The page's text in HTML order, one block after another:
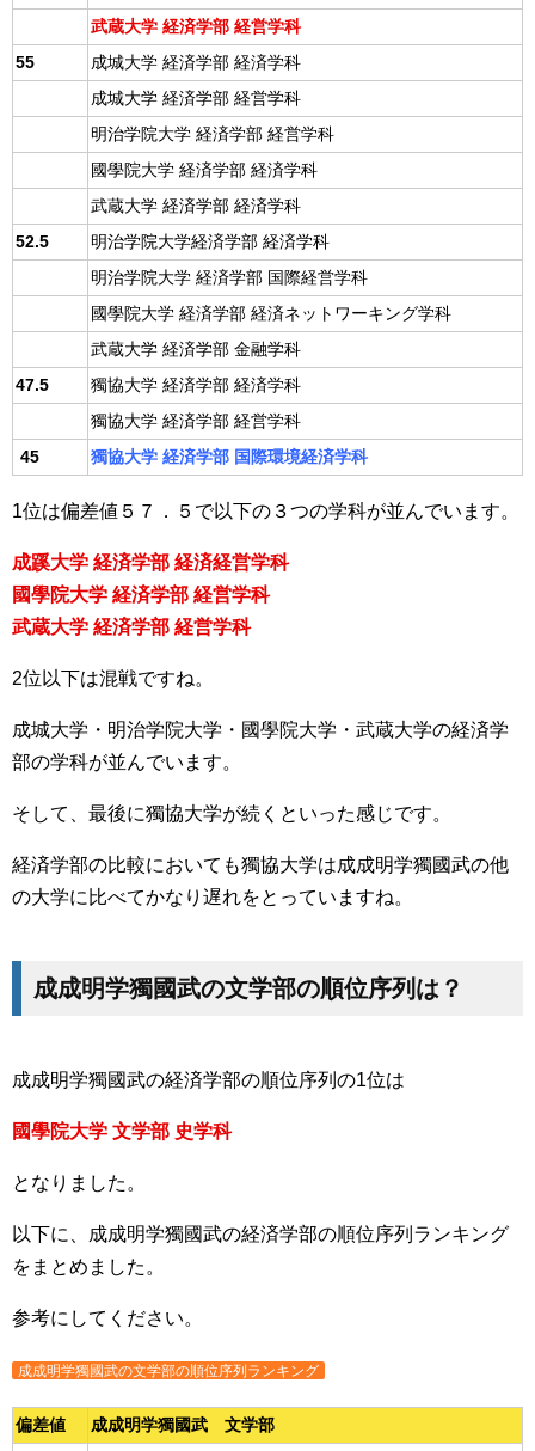
武蔵大学 経済学部 経営学科
55
成城大学 経済学部 経済学科
成城大学 経済学部 経営学科
明治学院大学 経済学部 経営学科
國學院大学 経済学部 経済学科
武蔵大学 経済学部 経済学科
52.5
明治学院大学経済学部 経済学科
明治学院大学 経済学部 国際経営学科
國學院大学 経済学部 経済ネットワーキング学科
武蔵大学 経済学部 金融学科
47.5
獨協大学 経済学部 経済学科
獨協大学 経済学部 経営学科
45
獨協大学 経済学部 国際環境経済学科
1位は偏差値５７．５で以下の３つの学科が並んでいます。
成蹊大学 経済学部 経済経営学科
國學院大学 経済学部 経営学科
武蔵大学 経済学部 経営学科
2位以下は混戦ですね。
成城大学・明治学院大学・國學院大学・武蔵大学の経済学
部の学科が並んでいます。
そして、最後に獨協大学が続くといった感じです。
経済学部の比較においても獨協大学は成成明学獨國武の他
の大学に比べてかなり遅れをとっていますね。
成成明学獨國武の文学部の順位序列は？
成成明学獨國武の経済学部の順位序列の1位は
國學院大学 文学部 史学科
となりました。
以下に、成成明学獨國武の経済学部の順位序列ランキング
をまとめました。
参考にしてください。
成成明学獨國武の文学部の順位序列ランキング
偏差値
成成明学獨國武 文学部